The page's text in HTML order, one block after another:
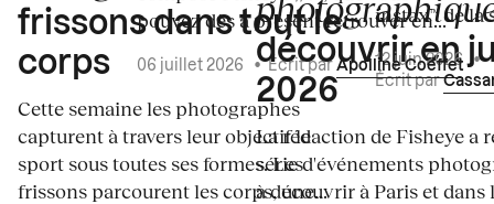
frissons dans tout le
corps
Cette semaine les photographes
capturent à travers leur objectif le
sport sous toutes ses formes. Les
frissons parcourent les corps, une...
pouvez dès à présent retrouver en...
06 juillet 2026 •Écrit par Apolline Coëffet
découvrir en
2026
La rédaction de Fisheye a
série d'événements
à découvrir à Paris et dans
instax™ de la
12 juin 2026 •
Écrit par